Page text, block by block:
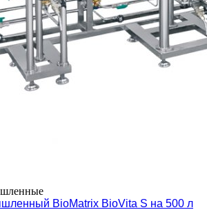
BioMatrix BioVita S на 500 л